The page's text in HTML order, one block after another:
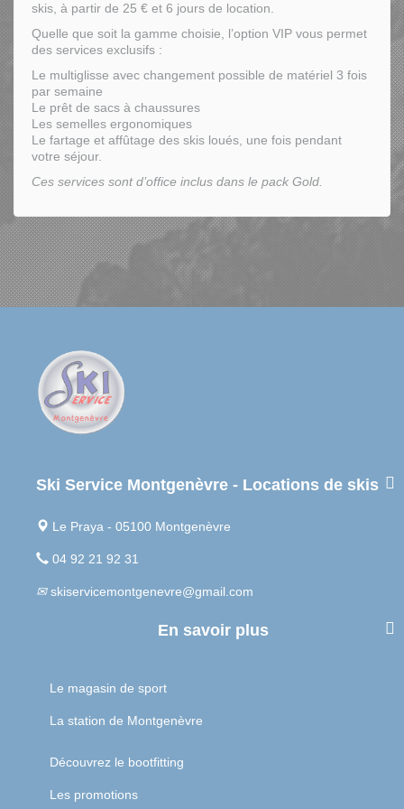
skis, à partir de 25 € et 6 jours de location.
Quelle que soit la gamme choisie, l’option VIP vous permet
des services exclusifs :
Le multiglisse avec changement possible de matériel 3 fois
par semaine
Le prêt de sacs à chaussures
Les semelles ergonomiques
Le fartage et affûtage des skis loués, une fois pendant
votre séjour.
Ces services sont d’office inclus dans le pack Gold.
Ski Service Montgenèvre - Locations de skis
Le Praya - 05100 Montgenèvre
04 92 21 92 31
skiservicemontgenevre@gmail.com
En savoir plus
Le magasin de sport
La station de Montgenèvre
Découvrez le bootfitting
Les promotions